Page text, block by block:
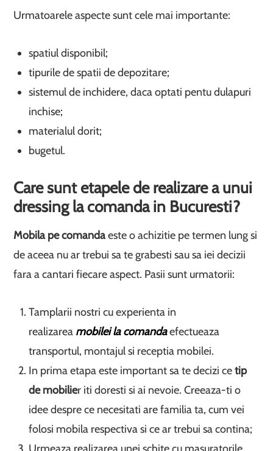
Urmatoarele aspecte sunt cele mai importante:
spatiul disponibil;
tipurile de spatii de depozitare;
sistemul de inchidere, daca optati pentu dulapuri
inchise;
materialul dorit;
bugetul.
Care sunt etapele de realizare a unui
dressing la comanda in Bucuresti?
Mobila pe comandaeste o achizitie pe termen lung si
de aceea nu ar trebui sa te grabesti sau sa iei decizii
fara a cantari fiecare aspect. Pasii sunt urmatorii:
Tamplarii nostri cu experienta in
realizarea mobilei la comandaefectueaza
transportul, montajul si receptia mobilei.
In prima etapa este important sa te decizi cetip
de mobilier iti doresti si ai nevoie. Creeaza-ti o
idee despre ce necesitati are familia ta, cum vei
folosi mobila respectiva si ce ar trebui sa contina;